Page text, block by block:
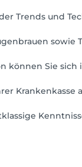
Trends und
sowie
können Sie
Krankenkasse